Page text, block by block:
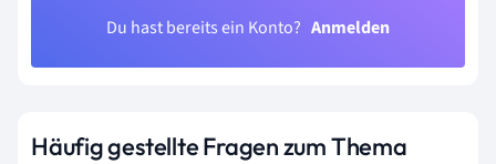
Du hast bereits ein Konto? Anmelden
Häufig gestellte Fragen zum Thema